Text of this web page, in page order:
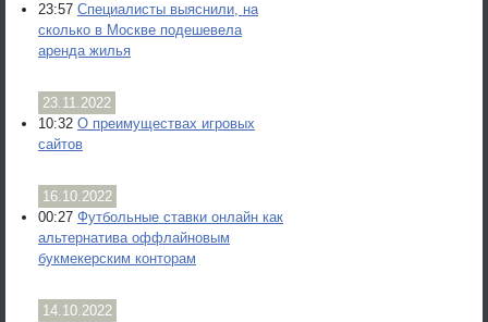
23:57 Специалисты выяснили, на
сколько в Москве подешевела
аренда жилья
23.11.2022
10:32 О преимуществах игровых
сайтов
16.10.2022
00:27 Футбольные ставки онлайн как
альтернатива оффлайновым
букмекерским конторам
14.10.2022